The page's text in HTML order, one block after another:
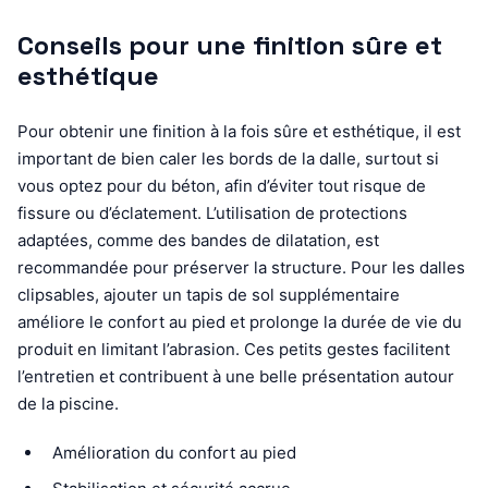
Conseils pour une finition sûre et
esthétique
Pour obtenir une finition à la fois sûre et esthétique, il est
important de bien caler les bords de la dalle, surtout si
vous optez pour du béton, afin d’éviter tout risque de
fissure ou d’éclatement. L’utilisation de protections
adaptées, comme des bandes de dilatation, est
recommandée pour préserver la structure. Pour les dalles
clipsables, ajouter un tapis de sol supplémentaire
améliore le confort au pied et prolonge la durée de vie du
produit en limitant l’abrasion. Ces petits gestes facilitent
l’entretien et contribuent à une belle présentation autour
de la piscine.
Amélioration du confort au pied